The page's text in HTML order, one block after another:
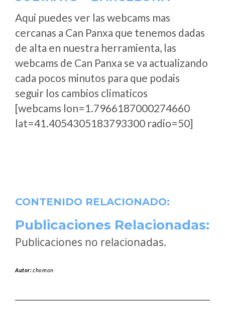
Aqui puedes ver las webcams mas
cercanas a Can Panxa que tenemos dadas
de alta en nuestra herramienta, las
webcams de Can Panxa se va actualizando
cada pocos minutos para que podais
seguir los cambios climaticos
[webcams lon=1.7966187000274660
lat=41.4054305183793300 radio=50]
CONTENIDO RELACIONADO:
Publicaciones Relacionadas:
Publicaciones no relacionadas.
Autor:chomon